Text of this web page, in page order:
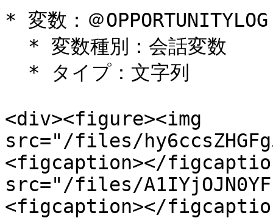
* 変数：＠OPPORTUNITYLOG
<div><figure><img
src="/files/
<figcaption></
src="/files/
<figcaption></